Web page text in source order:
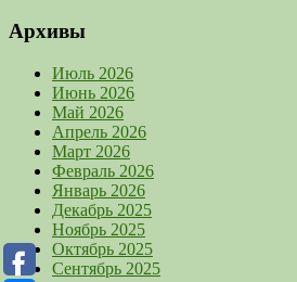
Архивы
Июль 2026
Июнь 2026
Май 2026
Апрель 2026
Март 2026
Февраль 2026
Январь 2026
Декабрь 2025
Ноябрь 2025
Октябрь 2025
Сентябрь 2025